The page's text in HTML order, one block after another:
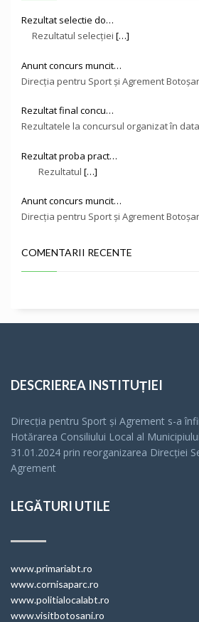
Rezultat selectie do…
Rezultatul selecției […]
Anunt concurs muncit…
Direcţia pentru Sport și Agrement
Rezultat final concu…
Rezultatele la concursul organizat în data
Rezultat proba pract…
Rezultatul […]
Anunt concurs muncit…
Direcţia pentru Sport și Agrement
COMENTARII RECENTE
DESCRIEREA INSTITUȚIEI
Direcția pentru Sport și Agrement s-a
Hotărarea Consiliului Local al
31.01.2024 prin reorganizarea Direcției
Agrement
LEGĂTURI UTILE
www.primariabt.ro
www.cornisaparc.ro
www.politialocalabt.ro
www.visitbotosani.ro